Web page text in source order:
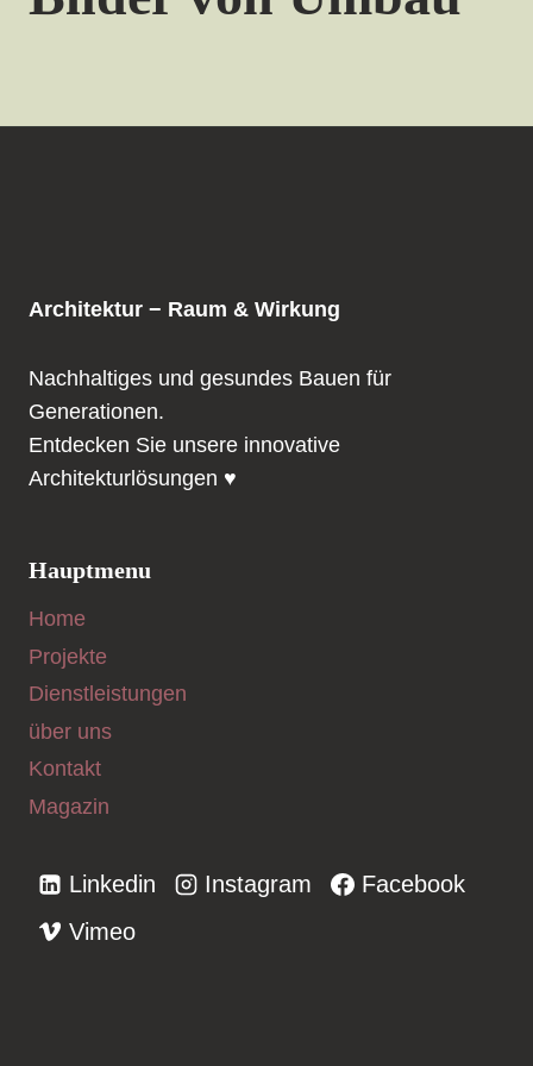
Architektur − Raum & Wirkung
Nachhaltiges und gesundes Bauen für
Generationen.
Entdecken Sie unsere innovative
Architekturlösungen ♥️
Hauptmenu
Home
Projekte
Dienstleistungen
über uns
Kontakt
Magazin
Linkedin Instagram
Facebook
Vimeo